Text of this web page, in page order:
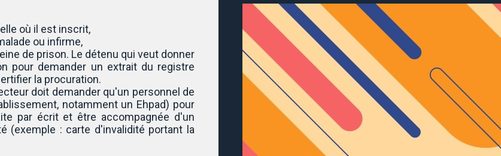
où il est inscrit,
ou infirme,
de prison. Le détenu qui veut donner
pour demander un extrait du registre
la procuration.
doit demander qu'un personnel de
notamment un Ehpad) pour
par écrit et être accompagnée d'un
(exemple : carte d'invalidité portant la